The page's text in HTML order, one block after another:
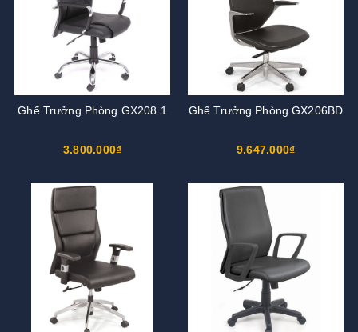
Ghế Trưởng Phòng GX208.1
3.800.000₫
Ghế Trưởng Phòng GX206BD
9.647.000₫